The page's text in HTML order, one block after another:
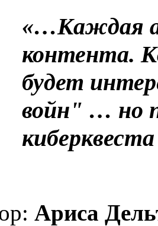
«…Каждая
контента.
будет
войн" … но
Ариса